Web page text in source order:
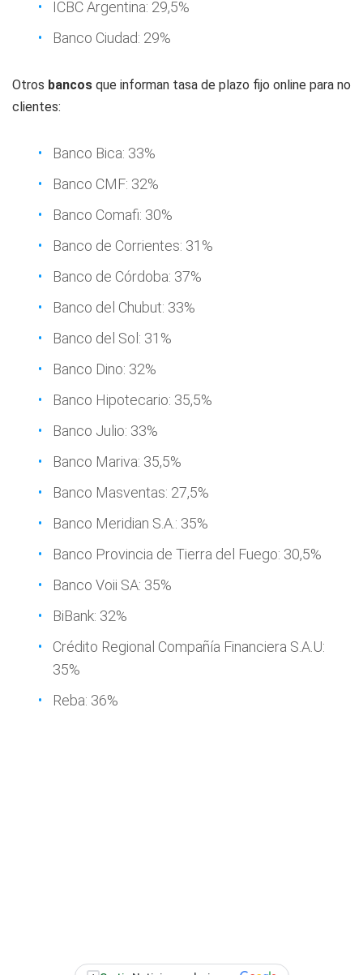
ICBC Argentina: 29,5%
Banco Ciudad: 29%
Otros bancos que informan tasa de plazo fijo online para no
clientes:
Banco Bica: 33%
Banco CMF: 32%
Banco Comafi: 30%
Banco de Corrientes: 31%
Banco de Córdoba: 37%
Banco del Chubut: 33%
Banco del Sol: 31%
Banco Dino: 32%
Banco Hipotecario: 35,5%
Banco Julio: 33%
Banco Mariva: 35,5%
Banco Masventas: 27,5%
Banco Meridian S.A.: 35%
Banco Provincia de Tierra del Fuego: 30,5%
Banco Voii SA: 35%
BiBank: 32%
Crédito Regional Compañía Financiera S.A.U:
35%
Reba: 36%